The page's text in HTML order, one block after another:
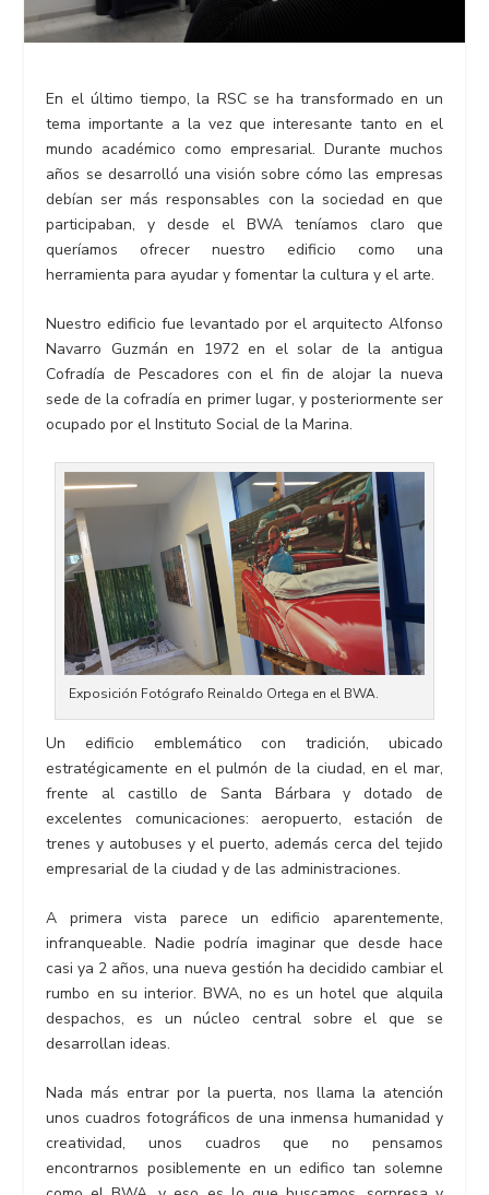
En el último tiempo, la RSC se ha transformado en un
tema importante a la vez que interesante tanto en el
mundo académico como empresarial. Durante muchos
años se desarrolló una visión sobre cómo las empresas
debían ser más responsables con la sociedad en que
participaban, y desde el BWA teníamos claro que
queríamos ofrecer nuestro edificio como una
herramienta para ayudar y fomentar la cultura y el arte.
Nuestro edificio fue levantado por el arquitecto Alfonso
Navarro Guzmán en 1972 en el solar de la antigua
Cofradía de Pescadores con el fin de alojar la nueva
sede de la cofradía en primer lugar, y posteriormente ser
ocupado por el Instituto Social de la Marina.
Exposición Fotógrafo Reinaldo Ortega en el BWA.
Un edificio emblemático con tradición, ubicado
estratégicamente en el pulmón de la ciudad, en el mar,
frente al castillo de Santa Bárbara y dotado de
excelentes comunicaciones: aeropuerto, estación de
trenes y autobuses y el puerto, además cerca del tejido
empresarial de la ciudad y de las administraciones.
A primera vista parece un edificio aparentemente,
infranqueable. Nadie podría imaginar que desde hace
casi ya 2 años, una nueva gestión ha decidido cambiar el
rumbo en su interior. BWA, no es un hotel que alquila
despachos, es un núcleo central sobre el que se
desarrollan ideas.
Nada más entrar por la puerta, nos llama la atención
unos cuadros fotográficos de una inmensa humanidad y
creatividad, unos cuadros que no pensamos
encontrarnos posiblemente en un edifico tan solemne